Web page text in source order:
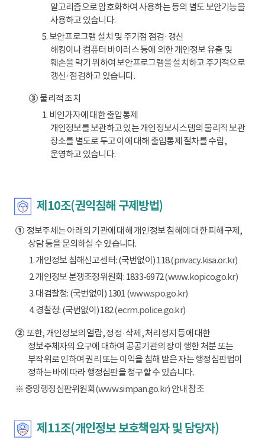
알고리즘으로 암호화하여 사용하는 등의 별도 보안기능을
사용하고 있습니다.
5. 보안프로그램 설치 및 주기점 점검·갱신
해킹이나 컴퓨터 바이러스 등에 의한 개인정보 유출 및
훼손을 막기 위하여 보안프로그램을 설치하고 주기적으로
갱신·점검하고 있습니다.
③물리적 조치
1. 비인가자에 대한 출입통제
개인정보를 보관하고 있는 개인정보시스템의 물리적 보관
장소를 별도로 두고 이에 대해 출입통제 절차를 수립,
운영하고 있습니다.
제10조(권익침해 구제방법)
①정보주체는 아래의 기관에 대해 개인정보 침해에 대한 피해구제,
상담 등을 문의하실 수 있습니다.
1. 개인정보 침해신고센터: (국번없이) 118(privacy.kisa.or.kr)
2. 개인정보 분쟁조정위원회: 1833-6972(www.kopico.go.kr)
3. 대검찰청: (국번없이) 1301 (www.spo.go.kr)
4. 경찰청: (국번없이) 182(ecrm.police.go.kr)
②또한, 개인정보의 열람, 정정·삭제, 처리정지 등에 대한
정보주체자의 요구에 대하여 공공기관의 장이 행한 처분 또는
부작위로 인하여 권리 또는 이익을 침해 받은 자는 행정심판법이
정하는 바에 따라 행정심판을 청구할 수 있습니다.
※ 중앙행정심판위원회(www.simpan.go.kr) 안내 참조
제11조(개인정보 보호책임자 및 담당자)